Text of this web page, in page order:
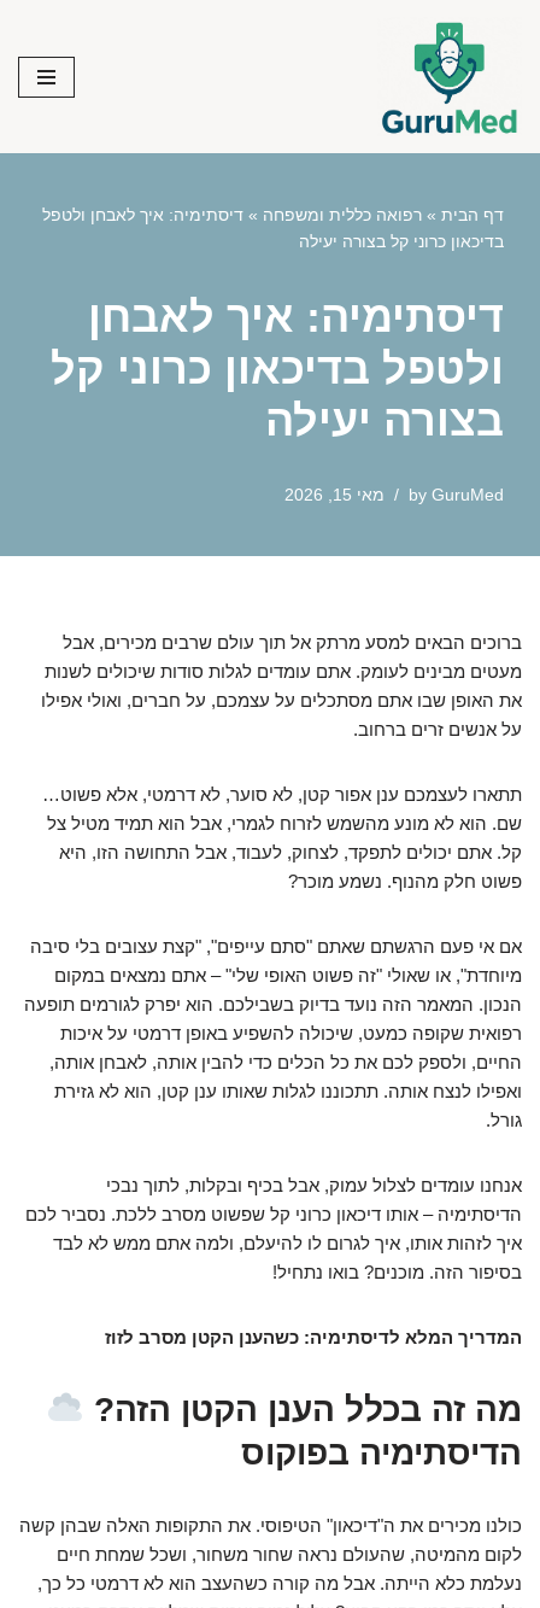
content
דף הבית » רפואה כללית ומשפחה » דיסתימיה: איך לאבחן ולטפל
בדיכאון כרוני קל בצורה יעילה
דיסתימיה: איך לאבחן
ולטפל בדיכאון כרוני קל
בצורה יעילה
by GuruMed מאי 15, 2026
ברוכים הבאים למסע מרתק אל תוך עולם שרבים מכירים, אבל
מעטים מבינים לעומק. אתם עומדים לגלות סודות שיכולים לשנות
את האופן שבו אתם מסתכלים על עצמכם, על חברים, ואולי אפילו
על אנשים זרים ברחוב.
תתארו לעצמכם ענן אפור קטן, לא סוער, לא דרמטי, אלא פשוט…
שם. הוא לא מונע מהשמש לזרוח לגמרי, אבל הוא תמיד מטיל צל
קל. אתם יכולים לתפקד, לצחוק, לעבוד, אבל התחושה הזו, היא
פשוט חלק מהנוף. נשמע מוכר?
אם אי פעם הרגשתם שאתם "סתם עייפים", "קצת עצובים בלי סיבה
מיוחדת", או שאולי "זה פשוט האופי שלי" – אתם נמצאים במקום
הנכון. המאמר הזה נועד בדיוק בשבילכם. הוא יפרק לגורמים תופעה
רפואית שקופה כמעט, שיכולה להשפיע באופן דרמטי על איכות
החיים, ולספק לכם את כל הכלים כדי להבין אותה, לאבחן אותה,
ואפילו לנצח אותה. תתכוננו לגלות שאותו ענן קטן, הוא לא גזירת
גורל.
אנחנו עומדים לצלול עמוק, אבל בכיף ובקלות, לתוך נבכי
הדיסתימיה – אותו דיכאון כרוני קל שפשוט מסרב ללכת. נסביר לכם
איך לזהות אותו, איך לגרום לו להיעלם, ולמה אתם ממש לא לבד
בסיפור הזה. מוכנים? בואו נתחיל!
המדריך המלא לדיסתימיה: כשהענן הקטן מסרב לזוז
מה זה בכלל הענן הקטן הזה?
הדיסתימיה בפוקוס
כולנו מכירים את ה"דיכאון" הטיפוסי. את התקופות האלה שבהן קשה
לקום מהמיטה, שהעולם נראה שחור משחור, ושכל שמחת חיים
נעלמת כלא הייתה. אבל מה קורה כשהעצב הוא לא דרמטי כל כך,